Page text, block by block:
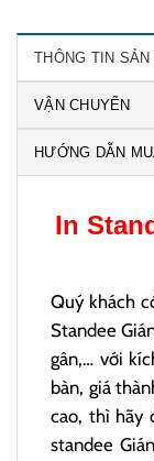
THÔNG TIN SẢN
VẬN CHUYỂN
HƯỚNG DẪN
In
Quý khách
Standee
gân,… với
bàn, giá
cao, thì hãy
standee